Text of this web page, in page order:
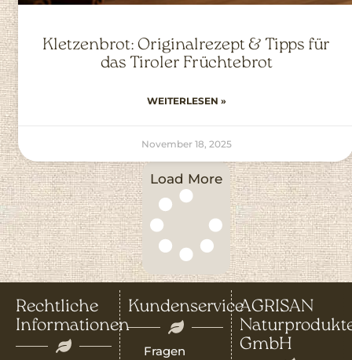
Kletzenbrot: Originalrezept & Tipps für
das Tiroler Früchtebrot
WEITERLESEN »
November 18, 2025
Load More
Rechtliche
Informationen
Kundenservice
Fragen
AGRISAN
GmbH